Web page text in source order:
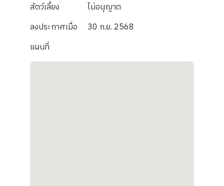
สัตว์เลี้ยง
ไม่อนุญาต
ลงประกาศเมื่อ
30 ก.ย. 2568
แผนที่